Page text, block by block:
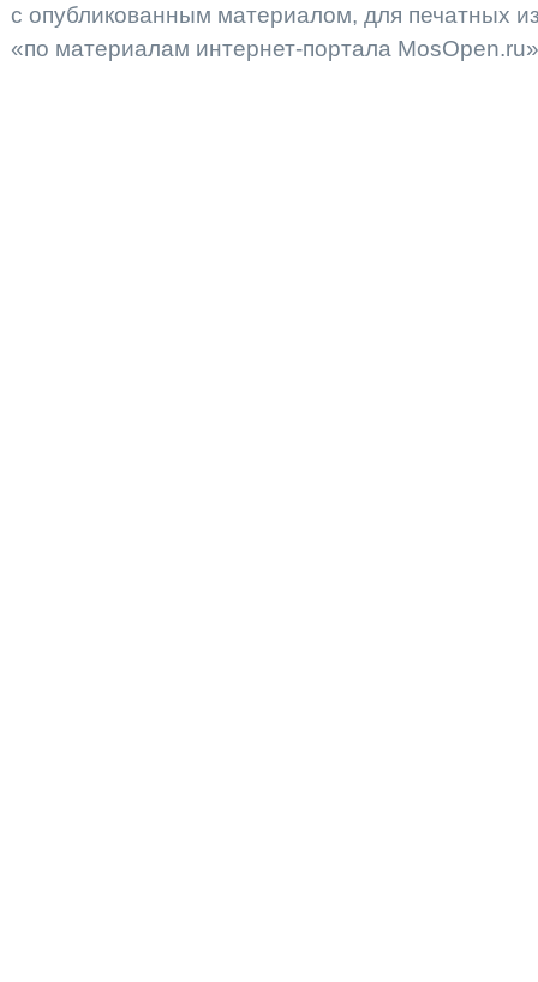
с опубликованным материалом, для печатных
«по материалам интернет-портала